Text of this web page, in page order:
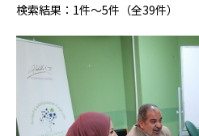
検索結果：1件～5件（全39件）